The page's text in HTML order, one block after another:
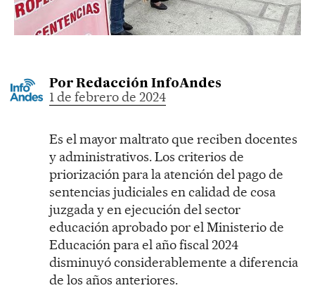
Por Redacción InfoAndes
1 de febrero de 2024
Es el mayor maltrato que reciben docentes
y administrativos. Los criterios de
priorización para la atención del pago de
sentencias judiciales en calidad de cosa
juzgada y en ejecución del sector
educación aprobado por el Ministerio de
Educación para el año fiscal 2024
disminuyó considerablemente a diferencia
de los años anteriores.